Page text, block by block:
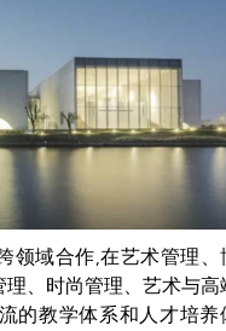
领域合作,在艺术管理、
、时尚管理、艺术与高
的教学体系和人才培养